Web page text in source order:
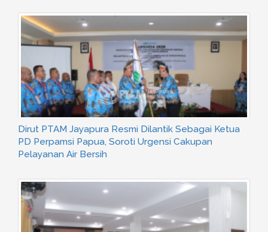
Wawalkot Jayapura Pimpin Upacara HUT ke-34
PTAM Jayapura, Apresiasi Kerja Tukang Ledeng